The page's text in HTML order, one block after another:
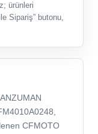
ürünleri
Sipariş” butonu,
CFMOTO